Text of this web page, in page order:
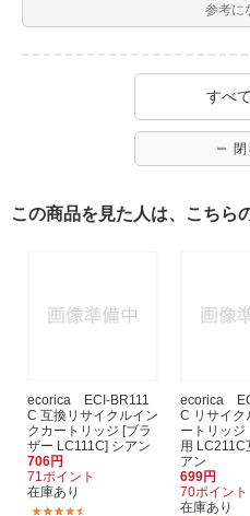
参考に
すべ
閉
この商品を見た人は、こちら
ecorica ECI-BR111
C 互換リサイクルイン
クカートリッジ [ブラ
ザー LC111C] シアン
706円
71ポイント
在庫あり
ecorica
C リサイク
ートリッジ
用 LC211C
アン
699円
70ポイント
在庫あり